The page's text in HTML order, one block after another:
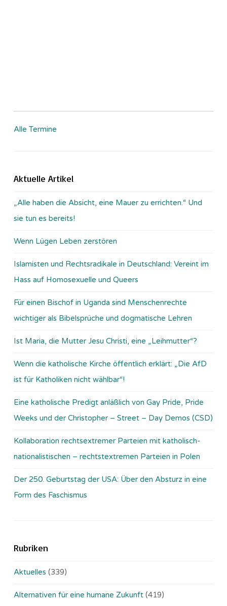
Alle Termine
Aktuelle Artikel
„Alle haben die Absicht, eine Mauer zu errichten.“ Und
sie tun es bereits!
Wenn Lügen Leben zerstören
Islamisten und Rechtsradikale in Deutschland: Vereint im
Hass auf Homosexuelle und Queers
Für einen Bischof in Uganda sind Menschenrechte
wichtiger als Bibelsprüche und dogmatische Lehren
Ist Maria, die Mutter Jesu Christi, eine „Leihmutter“?
Wenn die katholische Kirche öffentlich erklärt: „Die AfD
ist für Katholiken nicht wählbar“!
Eine katholische Predigt anläßlich von Gay Pride, Pride
Weeks und der Christopher – Street – Day Demos (CSD)
Kollaboration rechtsextremer Parteien mit katholisch-
nationalistischen – rechtstextremen Parteien in Polen
Der 250. Geburtstag der USA: Über den Absturz in eine
Form des Faschismus
Rubriken
Aktuelles (339)
Alternativen für eine humane Zukunft (419)